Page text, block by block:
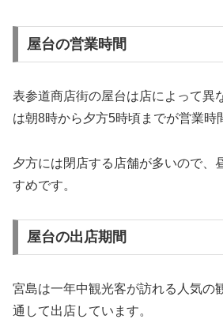
屋台の営業時間
表参道商店街の屋台は店によって異
は朝8時から夕方5時頃までが営業時
夕方には閉店する店舗が多いので、
すめです。
屋台の出店期間
宮島は一年中観光客が訪れる人気の
通して出店しています。